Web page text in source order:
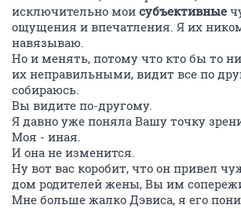
исключительно мои субъективные
ощущения и впечатления. Я их
навязываю.
Но и менять, потому что кто бы то
их неправильными, видит все по
собираюсь.
Вы видите по-другому.
Я давно уже поняла Вашу точку
Моя - иная.
И она не изменится.
Ну вот вас коробит, что он привел
дом родителей жены, Вы им
Мне больше жалко Дэвиса, я его